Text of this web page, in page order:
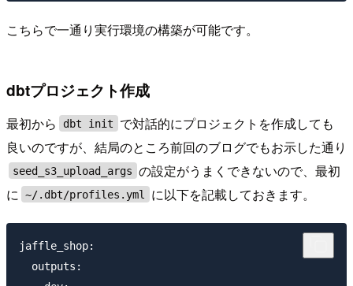
こちらで一通り実行環境の構築が可能です。
dbtプロジェクト作成
最初から dbt init
で対話的にプロジェクトを作成しても
良いのですが、結局のところ前回のブログでもお示した通り
seed_s3_upload_args の設定がうまくできないので、最初
に ~/.dbt/profiles.yml に以下を記載しておきます。
jaffle_shop:
  outputs: